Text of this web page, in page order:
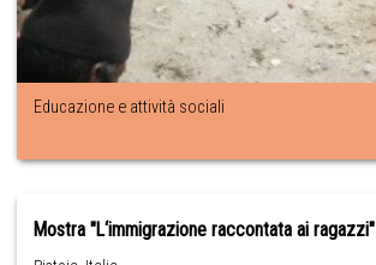
Educazione e attività sociali
Mostra "L‘immigrazione raccontata ai ragazzi"